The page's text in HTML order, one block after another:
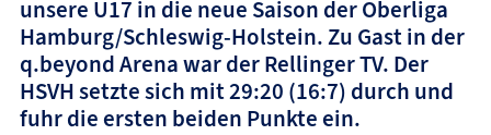
unsere U17 in die neue Saison der Oberliga
Hamburg/Schleswig-Holstein. Zu Gast in der
q.beyond Arena war der Rellinger TV. Der
HSVH setzte sich mit 29:20 (16:7) durch und
fuhr die ersten beiden Punkte ein.